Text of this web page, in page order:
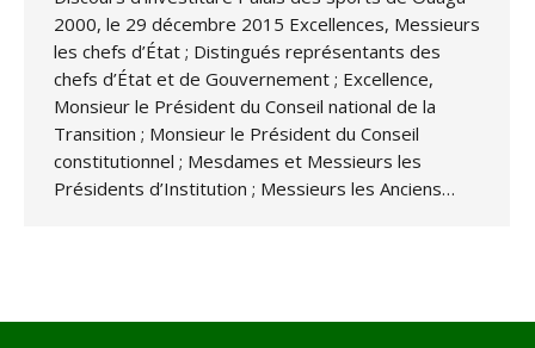
2000, le 29 décembre 2015 Excellences, Messieurs
les chefs d’État ; Distingués représentants des
chefs d’État et de Gouvernement ; Excellence,
Monsieur le Président du Conseil national de la
Transition ; Monsieur le Président du Conseil
constitutionnel ; Mesdames et Messieurs les
Présidents d’Institution ; Messieurs les Anciens…